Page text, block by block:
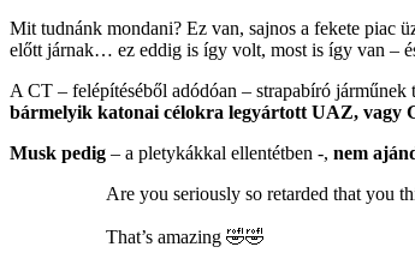
Mit tudnánk mondani? Ez van, sajnos a fekete piac
előtt járnak… ez eddig is így volt, most is így van –
A CT – felépítéséből adódóan – strapabíró járműnek
bármelyik katonai célokra legyártott UAZ, vagy
Musk pedig – a pletykákkal ellentétben -, nem
Are you seriously so retarded that you
That’s amazing 🤣🤣